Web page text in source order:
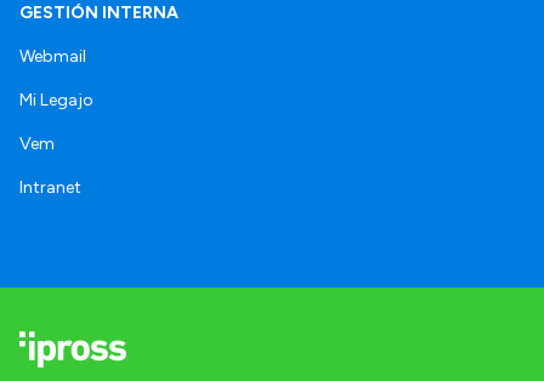
GESTIÓN INTERNA
Webmail
Mi Legajo
Vem
Intranet